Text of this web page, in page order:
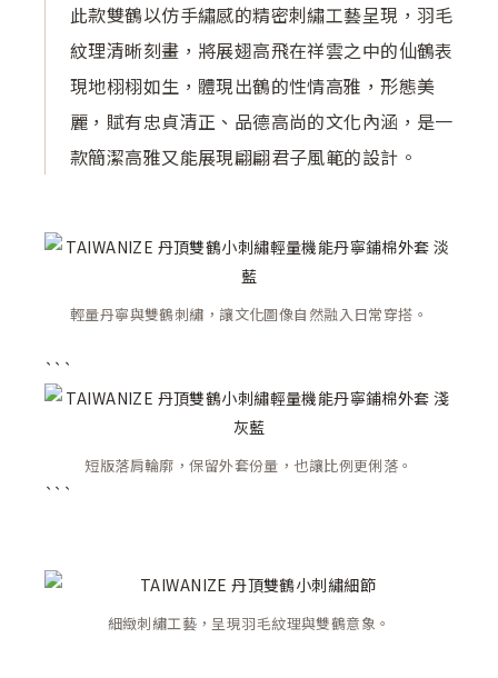
此款雙鶴以仿手繡感的精密刺繡工藝呈現，羽毛
紋理清晰刻畫，將展翅高飛在祥雲之中的仙鶴表
現地栩栩如生，體現出鶴的性情高雅，形態美
麗，賦有忠貞清正、品德高尚的文化內涵，是一
款簡潔高雅又能展現翩翩君子風範的設計。
輕量丹寧與雙鶴刺繡，讓文化圖像自然融入日常穿搭。
```
短版落肩輪廓，保留外套份量，也讓比例更俐落。
```
細緻刺繡工藝，呈現羽毛紋理與雙鶴意象。